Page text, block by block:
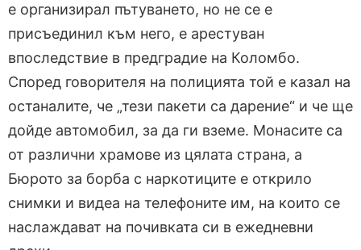
е организирал пътуването, но не се е
присъединил към него, е арестуван
впоследствие в предградие на Коломбо.
Според говорителя на полицията той е казал на
останалите, че „тези пакети са дарение“ и че ще
дойде автомобил, за да ги вземе. Монасите са
от различни храмове из цялата страна, а
Бюрото за борба с наркотиците е открило
снимки и видеа на телефоните им, на които се
наслаждават на почивката си в ежедневни